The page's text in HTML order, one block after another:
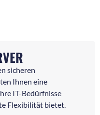
sicheren
Ihnen eine
IT-Bedürfnisse
Flexibilität bietet.